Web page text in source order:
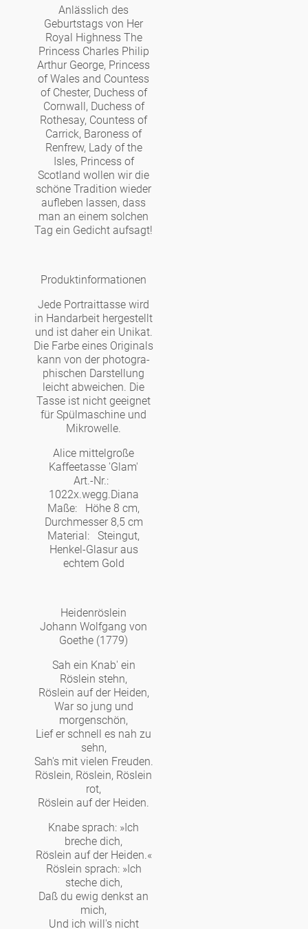
Porzellan
Ozean
Humor
klassische Musiker
zeitgenössische Musiker
Kleine Kaffeetasse 'Glam'
Espressotassen 'Glam'
Runde Teller - weiß
Ovale Teller - weiß
Runde Teller 'de Luxe'
Tiefe Teller - weiß
Ovale Teller 'de Luxe'
Lange Teller 'de Luxe'
Vasen 'de Luxe'
Vasen
Fressnapf
Goldener Käfig
Korb 'de Luxe'
Schalen 'de Luxe'
Hors d'Œvre
Hände und Füße
Bad
Schnickschnack
Präsentation
Räucherstäbchenhalter
Unpraktisch
Spielen
Dies & Das
Buchstaben
Himmel
Besteck
Figuren
Schachspiel Alice
Porzellanfiguren
Alices Schachspiel 'de Luxe'
noch mehr Figuren
Berliner Duft
Einzelstücke
Anlässlich des
Geburtstags von Her
Royal Highness The
Princess Charles Philip
Arthur George, Princess
of Wales and Countess
of Chester, Duchess of
Cornwall, Duchess of
Rothesay, Countess of
Carrick, Baroness of
Renfrew, Lady of the
Isles, Princess of
Scotland wollen wir die
schöne Tradition wieder
aufleben lassen, dass
man an einem solchen
Tag ein Gedicht aufsagt!
Produktinformationen
Jede Portraittasse wird
in Handarbeit hergestellt
und ist daher ein Unikat.
Die Farbe eines Originals
kann von der photogra­
phischen Darstellung
leicht abweichen. Die
Tasse ist nicht geeignet
für Spülmaschine und
Mikrowelle.
Alice mittelgroße
Kaffeetasse 'Glam'
Art.-Nr.:
1022x.wegg.Diana
Maße: Höhe 8 cm,
Durchmesser 8,5 cm
Material: Steingut,
Henkel-Glasur aus
echtem Gold
Heidenröslein
Johann Wolfgang von
Goethe (1779)
Sah ein Knab' ein
Röslein stehn,
Röslein auf der Heiden,
War so jung und
morgenschön,
Lief er schnell es nah zu
sehn,
Sah's mit vielen Freuden.
Röslein, Röslein, Röslein
rot,
Röslein auf der Heiden.
Knabe sprach: »Ich
breche dich,
Röslein auf der Heiden.«
Röslein sprach: »Ich
steche dich,
Daß du ewig denkst an
mich,
Und ich will's nicht